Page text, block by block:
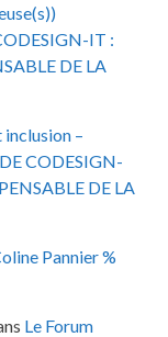
IT :
DE LA
inclusion –
CODESIGN-
DE LA
Pannier %
Le Forum